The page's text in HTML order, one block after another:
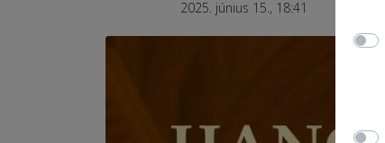
2025. június 15., 18:41